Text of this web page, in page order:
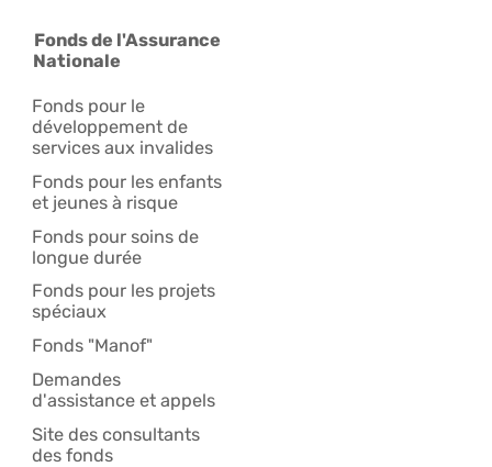
Fonds de l'Assurance
Nationale
Fonds pour le
développement de
services aux invalides
Fonds pour les enfants
et jeunes à risque
Fonds pour soins de
longue durée
Fonds pour les projets
spéciaux
Fonds "Manof"
Demandes
d'assistance et appels
Site des consultants
des fonds